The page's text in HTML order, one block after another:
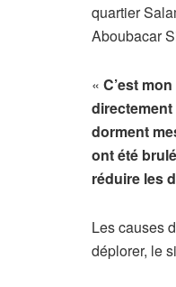
quartier
Aboubacar
« C’est
directement
dorment
ont été
réduire les
Les causes
déplorer, le